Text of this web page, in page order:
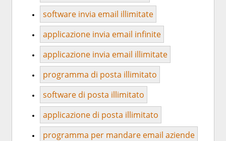
software invia email illimitate
applicazione invia email infinite
applicazione invia email illimitate
programma di posta illimitato
software di posta illimitato
applicazione di posta illimitato
programma per mandare email aziende